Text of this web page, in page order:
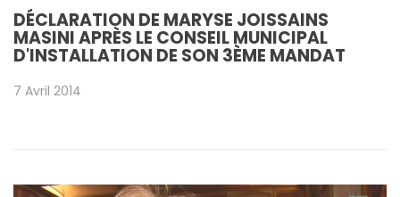
DÉCLARATION DE MARYSE JOISSAINS
MASINI APRÈS LE CONSEIL MUNICIPAL
D'INSTALLATION DE SON 3ÈME MANDAT
7 Avril 2014